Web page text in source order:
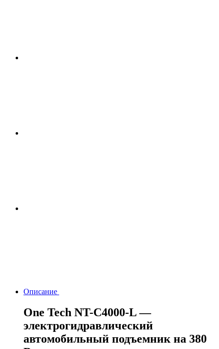
Описание
One Tech NT-С4000-L —
электрогидравлический
автомобильный подъемник на 380